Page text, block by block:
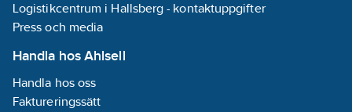
Logistikcentrum i Hallsberg - kontaktuppgifter
Press och media
Handla hos Ahlsell
Handla hos oss
Faktureringssätt